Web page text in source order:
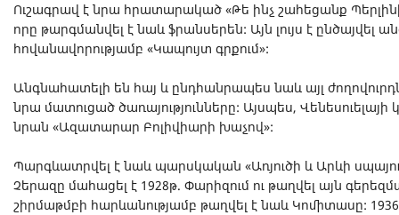
Ուշագրավ է նրա հրատարակած «Թե ինչ շահեցանք
որը թարգմանվել է նաև ֆրանսերեն: Այն լույս է ընծայվել
հովանավորությամբ «Կապույտ գրքում»:
Անգնահատելի են հայ և ընդհանրապես նաև այլ
նրա մատուցած ծառայությունները: Այսպես,
նրան «Ազատարար Բոլիվիարի խաչով»:
Պարգևատրվել է նաև պարսկական «Առյուծի և Արևի
Չերազը մահացել է 1928թ. Փարիզում ու թաղվել այն
շիրմաթմբի հարևանությամբ թաղվել է նաև Կոմիտասը: